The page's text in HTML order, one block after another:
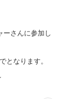
ーさんに参加し
となります。